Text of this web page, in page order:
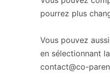
pourrez plus
Vous pouvez
en sélectionnant
contact@co-